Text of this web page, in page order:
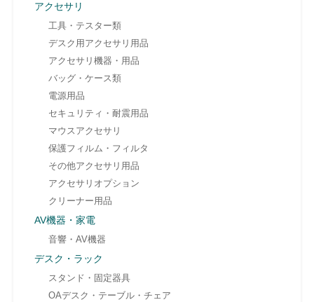
アクセサリ
工具・テスター類
デスク用アクセサリ用品
アクセサリ機器・用品
バッグ・ケース類
電源用品
セキュリティ・耐震用品
マウスアクセサリ
保護フィルム・フィルタ
その他アクセサリ用品
アクセサリオプション
クリーナー用品
AV機器・家電
音響・AV機器
デスク・ラック
スタンド・固定器具
OAデスク・テーブル・チェア